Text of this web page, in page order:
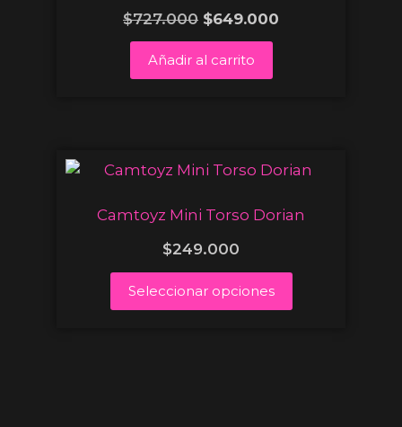
$727.000 $649.000
Añadir al carrito
Camtoyz Mini Torso Dorian
$249.000
Seleccionar opciones